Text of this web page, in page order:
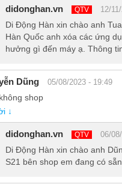
S20 Plus 5G Hàn chỉ có
năm nay jack tai nghe
bỏ trên dòng Galaxy S.
didonghan.vn QTV 12/
Di Động Hàn xin chào anh
Hàn Quốc anh xóa các ứng
hưởng gì đến máy ạ. Thông
Dũng 05/08/2023 - 19:49
shop
↓
didonghan.vn QTV 06/
Di Động Hàn xin chào anh
S21 bên shop em đang có